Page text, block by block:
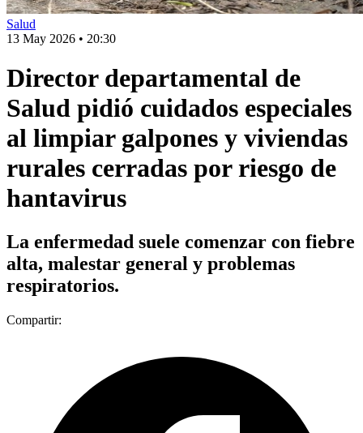
Salud
13 May 2026 • 20:30
Director departamental de
Salud pidió cuidados especiales
al limpiar galpones y viviendas
rurales cerradas por riesgo de
hantavirus
La enfermedad suele comenzar con fiebre
alta, malestar general y problemas
respiratorios.
Compartir: